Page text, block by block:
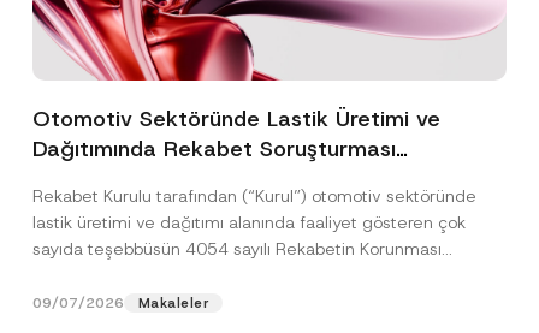
Otomotiv Sektöründe Lastik Üretimi ve
Dağıtımında Rekabet Soruşturması
Cezasına Hükmedilmiştir
Rekabet Kurulu tarafından (“Kurul”) otomotiv sektöründe
lastik üretimi ve dağıtımı alanında faaliyet gösteren çok
sayıda teşebbüsün 4054 sayılı Rekabetin Korunması
09/07/2026 Makaleler